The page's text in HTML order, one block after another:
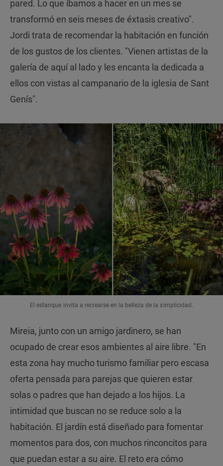
pared. Lo que íbamos a hacer en un mes se
transformó en seis meses de éxtasis creativo".
Jordi trata de recomendar la habitación en función
de los gustos de los clientes. "Vienen artistas de la
galería de aquí al lado y les encanta la dedicada a
ellos con vistas al campanario de la iglesia de Sant
Genís".
El estanque invita a recrearse en la belleza de la simplicidad.
Mireia, junto con un amigo jardinero, se han
ocupado de crear esos ambientes al aire libre. "En
esta zona hay mucho turismo familiar pero escasa
oferta pensada para parejas que quieren estar
solas o padres que han dejado a los hijos. La
intimidad que buscan no se reduce solo a la
habitación. El jardín está diseñado para fomentar
momentos para dos, con muchos rinconcitos para
que puedan estar a su aire. El reto era cómo